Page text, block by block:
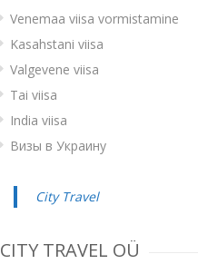
Venemaa viisa vormistamine
Kasahstani viisa
Valgevene viisa
Tai viisa
India viisa
Визы в Украину
City Travel
CITY TRAVEL OÜ